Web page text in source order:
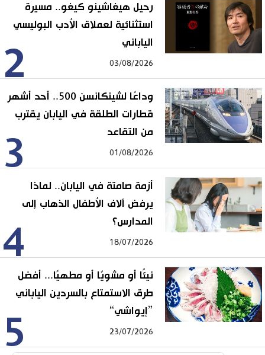
2
رحيل هيغاشينو كيغو.. مسيرة
استثنائية لعملاق الأدب البوليسي
الياباني
03/08/2026
3
وداعًا لشينكانسن 500.. أحد أشهر
قطارات الطلقة في اليابان يقترب
من التقاعد
01/08/2026
4
أزمة صامتة في اليابان.. لماذا
يرفض آلاف الأطفال الذهاب إلى
المدارس؟
18/07/2026
5
نيئًا أو مشويًا أو مطهيًا... أفضل
طرق الاستمتاع بالسردين الياباني
”إيواشي“
23/07/2026